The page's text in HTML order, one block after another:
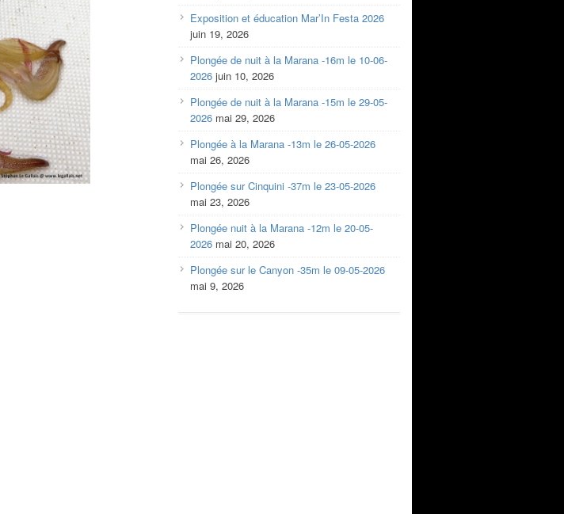
Exposition et éducation Mar’In Festa 2026
juin 19, 2026
Plongée de nuit à la Marana -16m le 10-06-
2026 juin 10, 2026
Plongée de nuit à la Marana -15m le 29-05-
2026 mai 29, 2026
Plongée à la Marana -13m le 26-05-2026
mai 26, 2026
Plongée sur Cinquini -37m le 23-05-2026
mai 23, 2026
Plongée nuit à la Marana -12m le 20-05-
2026 mai 20, 2026
Plongée sur le Canyon -35m le 09-05-2026
mai 9, 2026